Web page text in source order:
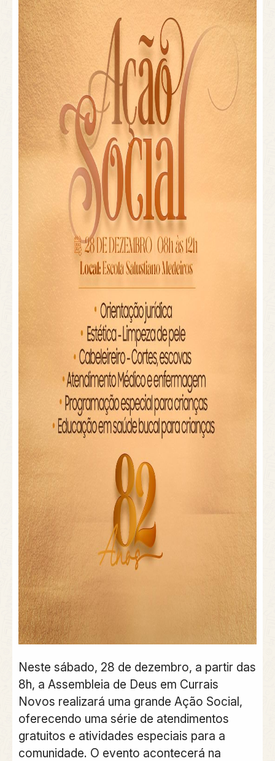
Neste sábado, 28 de dezembro, a partir das
8h, a Assembleia de Deus em Currais
Novos realizará uma grande Ação Social,
oferecendo uma série de atendimentos
gratuitos e atividades especiais para a
comunidade. O evento acontecerá na